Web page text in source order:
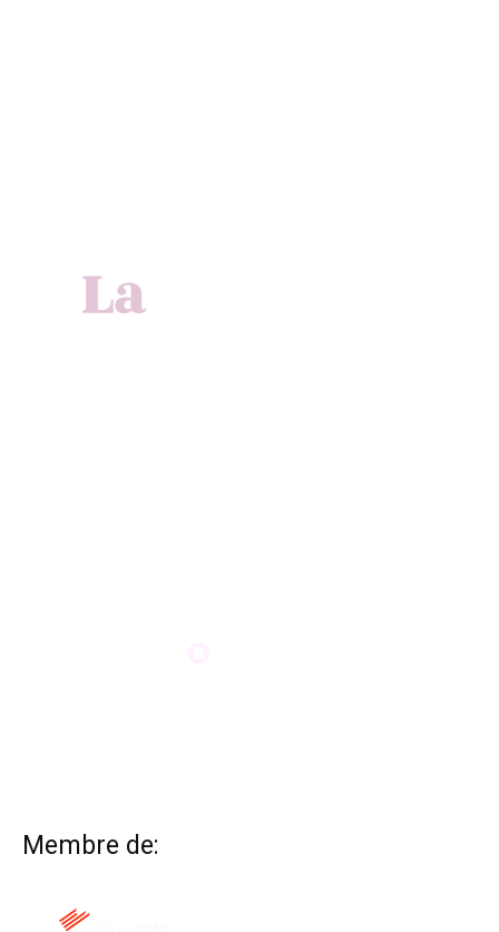
Membre de: